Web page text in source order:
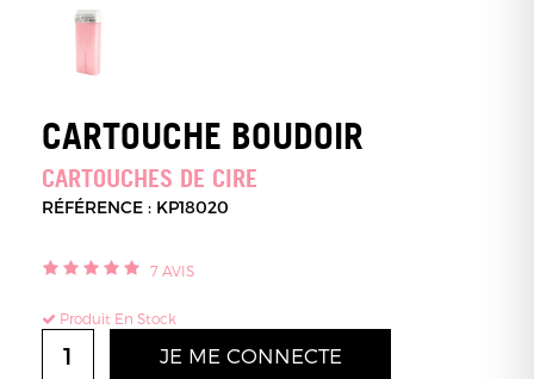
CARTOUCHE BOUDOIR
CARTOUCHES DE CIRE
RÉFÉRENCE : KP18020
7 AVIS
Produit En Stock
JE ME CONNECTE